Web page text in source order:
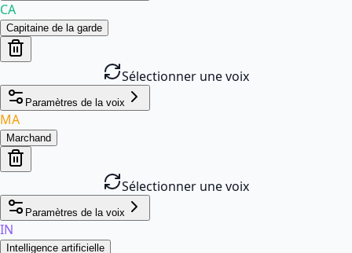
CA
Capitaine de la garde
Sélectionner une voix
Paramètres de la voix
MA
Marchand
Sélectionner une voix
Paramètres de la voix
IN
Intelligence artificielle